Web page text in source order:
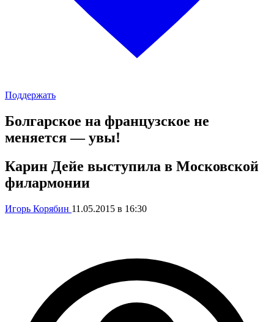
Поддержать
Болгарское на французское не
меняется — увы!
Карин Дейе выступила в Московской
филармонии
Игорь Корябин 11.05.2015 в 16:30